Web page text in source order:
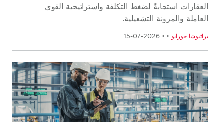
العقارات استجابةً لضغط التكلفة واستراتيجية القوى
العاملة والمرونة التشغيلية.
براثيوشا جورابو •
• 2026-07-15